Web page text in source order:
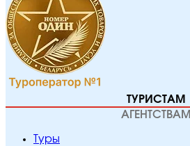
ТУРИСТАМ
АГЕНТСТВАМ
Туры